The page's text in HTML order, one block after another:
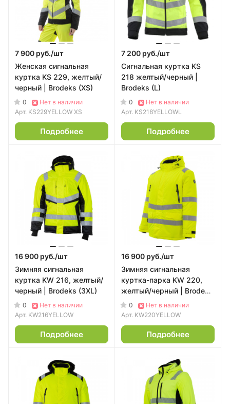
7 900 руб./шт
Женская сигнальная
куртка KS 229, желтый/
черный | Brodeks (XS)
0
Нет в наличии
Арт. KS229YELLOW XS
Подробнее
7 200 руб./шт
Сигнальная куртка KS
218 желтый/черный |
Brodeks (L)
0
Нет в наличии
Арт. KS218YELLOWL
Подробнее
16 900 руб./шт
Зимняя сигнальная
куртка KW 216, желтый/
черный | Brodeks (3XL)
0
Нет в наличии
Арт. KW216YELLOW
Подробнее
16 900 руб./шт
Зимняя сигнальная
куртка-парка KW 220,
желтый/черный | Brodeks
(M)
0
Нет в наличии
Арт. KW220YELLOW
Подробнее